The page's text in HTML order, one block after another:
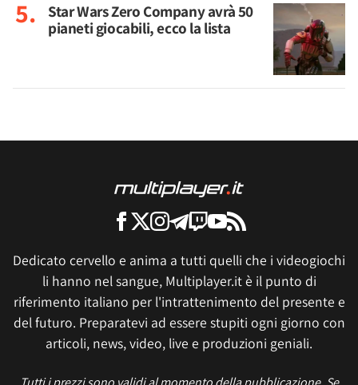
Star Wars Zero Company avrà 50
pianeti giocabili, ecco la lista
Dedicato cervello e anima a tutti quelli che i videogiochi
li hanno nel sangue, Multiplayer.it è il punto di
riferimento italiano per l'intrattenimento del presente e
del futuro. Preparatevi ad essere stupiti ogni giorno con
articoli, news, video, live e produzioni geniali.